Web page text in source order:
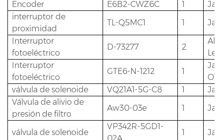
Encoder
E6B2-CWZ6C 1
interruptor de
proximidad
TL-Q5MC1 1
Interruptor
fotoeléctrico
D-73277 2
Interruptor
fotoeléctrico
GTE6-N-1212 1
válvula de solenoide
VQ21A1-5G-C8 1
Válvula de alivio de
presión de filtro
Aw30-03e 1
válvula de solenoide
VP342R-5GD1-
1